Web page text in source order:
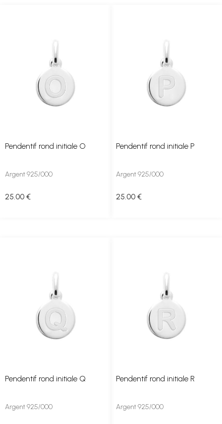
Pendentif rond initiale O
Argent 925/000
25 .00 €
Pendentif rond initiale P
Argent 925/000
25 .00 €
Pendentif rond initiale Q
Argent 925/000
Pendentif rond initiale R
Argent 925/000